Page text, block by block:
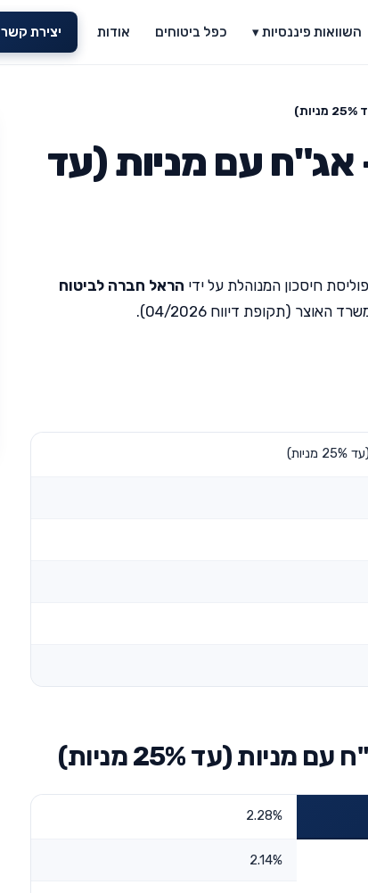
השוואות פיננסיות ▾ כפל ביטוחים אודות יצירת קשר
אג"ח עם מניות (עד
חיסכון המנוהלת על ידי הראל חברה לביטוח
(תקופת דיווח 04/2026).
(עד 25% מניות)
2.28%
2.14%